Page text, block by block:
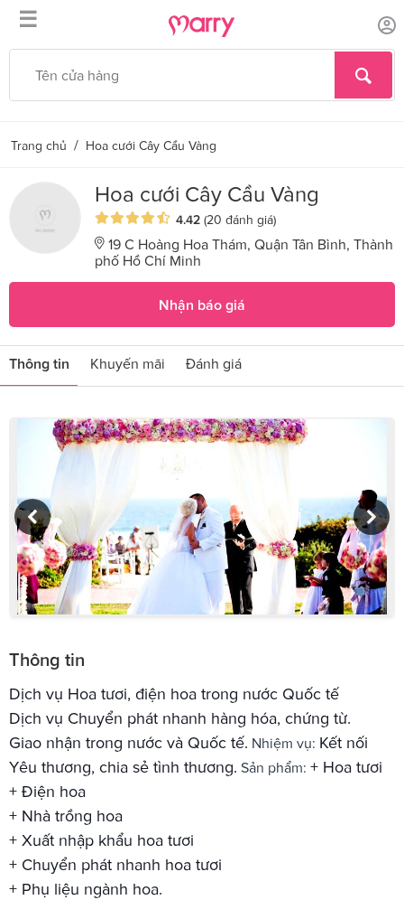
☰
Trang chủ / Hoa cưới Cây Cầu Vàng
Hoa cưới Cây Cầu Vàng
4.42 (20 đánh giá)
19 C Hoàng Hoa Thám, Quận Tân Bình, Thành
phố Hồ Chí Minh
Nhận báo giá
Thông tin Khuyến mãi Đánh giá
Thông tin
Dịch vụ Hoa tươi, điện hoa trong nước Quốc tế
Dịch vụ Chuyển phát nhanh hàng hóa, chứng từ.
Giao nhận trong nước và Quốc tế. Nhiệm vụ: Kết nối
Yêu thương, chia sẻ tình thương. Sản phẩm: + Hoa tươi
+ Điện hoa
+ Nhà trồng hoa
+ Xuất nhập khẩu hoa tươi
+ Chuyển phát nhanh hoa tươi
+ Phụ liệu ngành hoa.